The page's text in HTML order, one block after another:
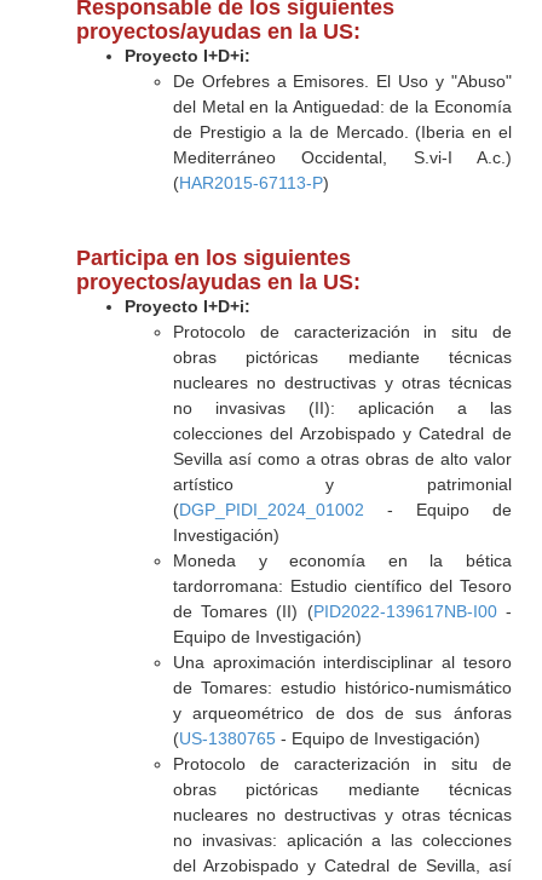
Responsable de los siguientes
proyectos/ayudas en la US:
Proyecto I+D+i:
De Orfebres a Emisores. El Uso y "Abuso"
del Metal en la Antiguedad: de la Economía
de Prestigio a la de Mercado. (Iberia en el
Mediterráneo Occidental, S.vi-I A.c.)
(HAR2015-67113-P)
Participa en los siguientes
proyectos/ayudas en la US:
Proyecto I+D+i:
Protocolo de caracterización in situ de
obras pictóricas mediante técnicas
nucleares no destructivas y otras técnicas
no invasivas (II): aplicación a las
colecciones del Arzobispado y Catedral de
Sevilla así como a otras obras de alto valor
artístico y patrimonial
(DGP_PIDI_2024_01002 - Equipo de
Investigación)
Moneda y economía en la bética
tardorromana: Estudio científico del Tesoro
de Tomares (II) (PID2022-139617NB-I00-
Equipo de Investigación)
Una aproximación interdisciplinar al tesoro
de Tomares: estudio histórico-numismático
y arqueométrico de dos de sus ánforas
(US-1380765- Equipo de Investigación)
Protocolo de caracterización in situ de
obras pictóricas mediante técnicas
nucleares no destructivas y otras técnicas
no invasivas: aplicación a las colecciones
del Arzobispado y Catedral de Sevilla, así